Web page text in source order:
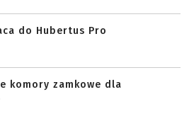
do Hubertus Pro
komory zamkowe dla